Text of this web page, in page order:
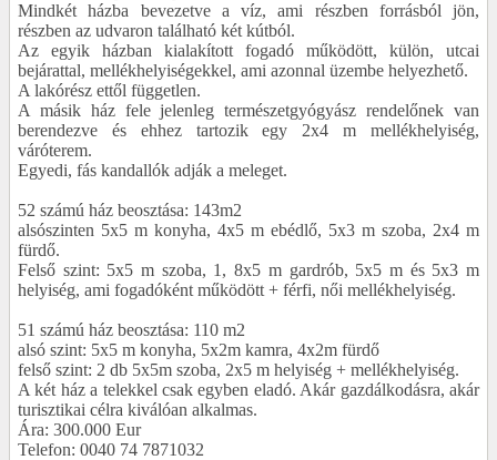
Mindkét házba bevezetve a víz, ami részben forrásból jön,
részben az udvaron található két kútból.
Az egyik házban kialakított fogadó működött, külön, utcai
bejárattal, mellékhelyiségekkel, ami azonnal üzembe helyezhető.
A lakórész ettől független.
A másik ház fele jelenleg természetgyógyász rendelőnek van
berendezve és ehhez tartozik egy 2x4 m mellékhelyiség,
váróterem.
Egyedi, fás kandallók adják a meleget.
52 számú ház beosztása: 143m2
alsószinten 5x5 m konyha, 4x5 m ebédlő, 5x3 m szoba, 2x4 m
fürdő.
Felső szint: 5x5 m szoba, 1, 8x5 m gardrób, 5x5 m és 5x3 m
helyiség, ami fogadóként működött + férfi, női mellékhelyiség.
51 számú ház beosztása: 110 m2
alsó szint: 5x5 m konyha, 5x2m kamra, 4x2m fürdő
felső szint: 2 db 5x5m szoba, 2x5 m helyiség + mellékhelyiség.
A két ház a telekkel csak egyben eladó. Akár gazdálkodásra, akár
turisztikai célra kiválóan alkalmas.
Ára: 300.000 Eur
Telefon: 0040 74 7871032